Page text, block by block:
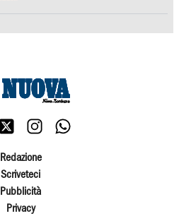
Redazione
Scriveteci
Pubblicità
Privacy